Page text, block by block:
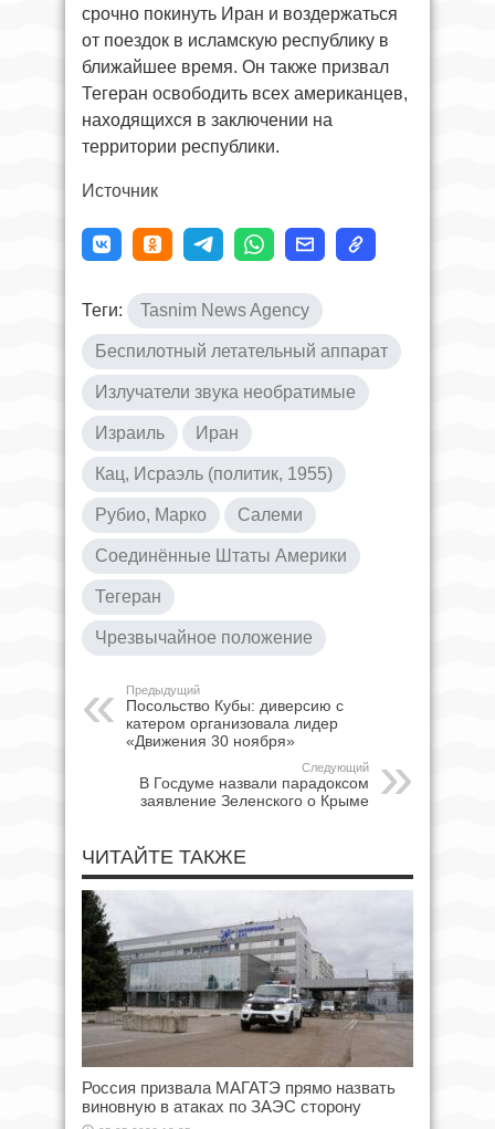
срочно покинуть Иран и воздержаться
от поездок в исламскую республику в
ближайшее время. Он также призвал
Тегеран освободить всех американцев,
находящихся в заключении на
территории республики.
Источник
Теги: Tasnim News Agency
Беспилотный летательный аппарат
Излучатели звука необратимые
Израиль Иран
Кац, Исраэль (политик, 1955)
Рубио, Марко Салеми
Соединённые Штаты Америки
Тегеран
Чрезвычайное положение
Предыдущий
Посольство Кубы: диверсию с
катером организовала лидер
«Движения 30 ноября»
Следующий
В Госдуме назвали парадоксом
заявление Зеленского о Крыме
ЧИТАЙТЕ ТАКЖЕ
Россия призвала МАГАТЭ прямо назвать
виновную в атаках по ЗАЭС сторону